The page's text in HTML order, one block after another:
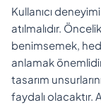
Kullanıcı
atılmalıdır.
benimsemek,
anlamak
tasarım
faydalı olacaktır.